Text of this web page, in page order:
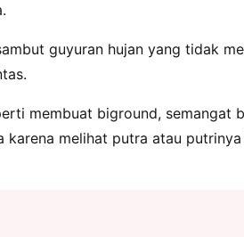
guyuran hujan yang tidak
membuat biground, semangat
melihat putra atau